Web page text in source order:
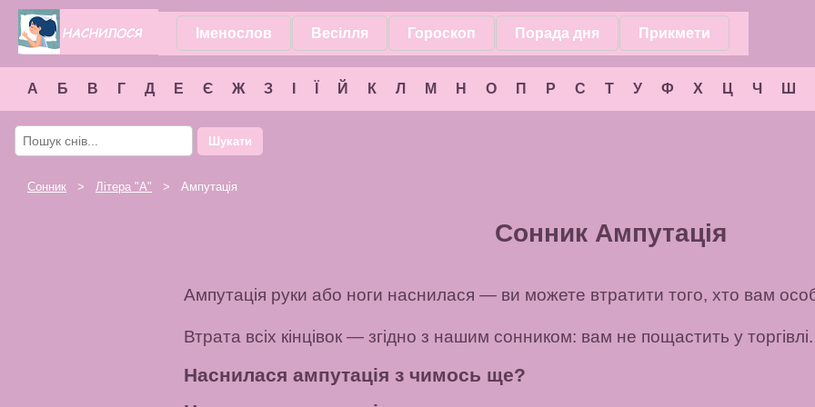
Іменослов Весілля Гороскоп Порада дня Прикмети
А Б В Г Д Е Є Ж З Й К Л М Н О П Р С Т У Ф Х Ц Ч Ш
Шукати
Сонник > Літера "А" > Ампутація
Сонник Ампутація
Ампутація руки або ноги наснилася — ви можете втратити того, хто вам
Втрата всіх кінцівок — згідно з нашим сонником: вам не пощастить у торгівлі.
Наснилася ампутація з чимось ще?